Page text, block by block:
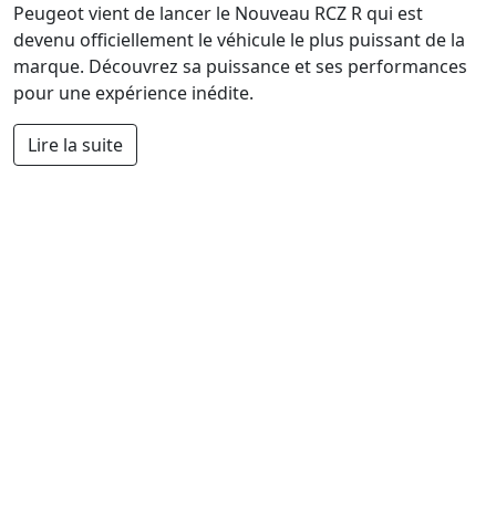
Peugeot vient de lancer le Nouveau RCZ R qui est
devenu officiellement le véhicule le plus puissant de la
marque. Découvrez sa puissance et ses performances
pour une expérience inédite.
Lire la suite